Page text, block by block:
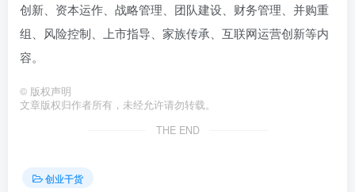
创新、资本运作、战略管理、团队建设、财务管理、并购重
组、风险控制、上市指导、家族传承、互联网运营创新等内
容。
© 版权声明
文章版权归作者所有，未经允许请勿转载。
THE END
创业干货